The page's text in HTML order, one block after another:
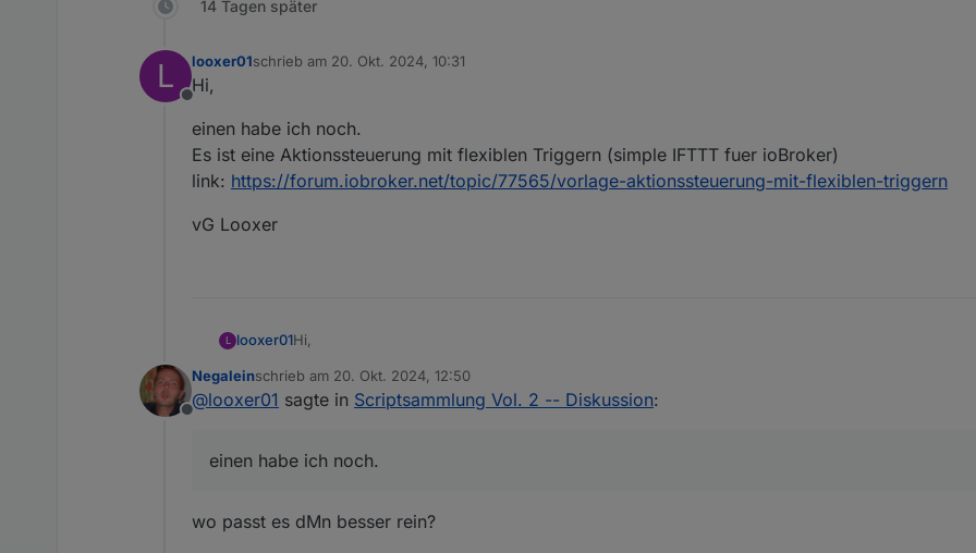
14 Tagen später
L
Offline
looxer01schrieb am 20. Okt. 2024, 10:31
zuletzt editiert von
Hi,
einen habe ich noch.
Es ist eine Aktionssteuerung mit flexiblen Triggern (simple IFTTT fuer ioBroker)
link: https://forum.iobroker.net/topic/77565/vorlage-aktionssteuerung-mit-flexiblen-triggern
vG Looxer
L looxer01Hi,
einen habe ich noch.
Es ist eine Aktionssteuerung mit flexiblen Triggern (simple IFTTT fuer ioBroker)
Offline
Negaleinschrieb am 20. Okt. 2024, 12:50
zuletzt editiert von
@looxer01 sagte in Scriptsammlung Vol. 2 -- Diskussion:
einen habe ich noch.
wo passt es dMn besser rein?